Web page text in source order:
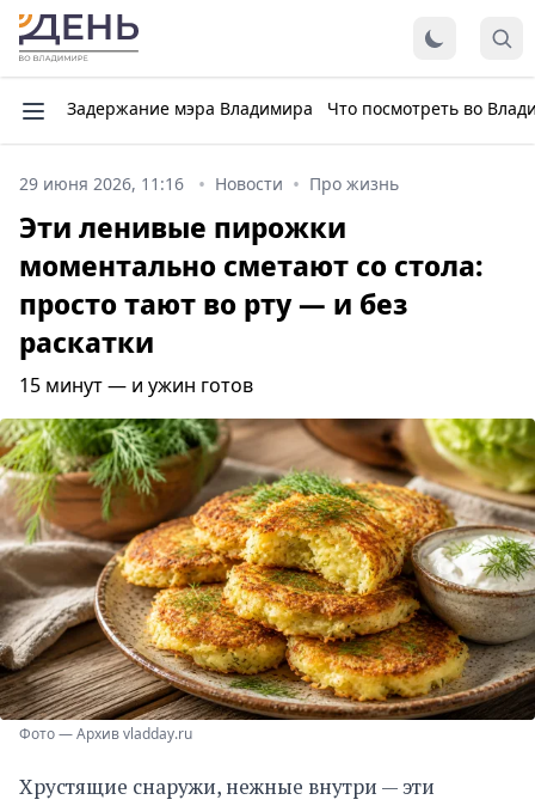
Задержание мэра Владимира Что посмотреть во
29 июня 2026, 11:16 Новости Про жизнь
Эти ленивые пирожки
моментально сметают со стола:
просто тают во рту — и без
раскатки
15 минут — и ужин готов
Фото — Архив vladday.ru
Хрустящие снаружи, нежные внутри — эти